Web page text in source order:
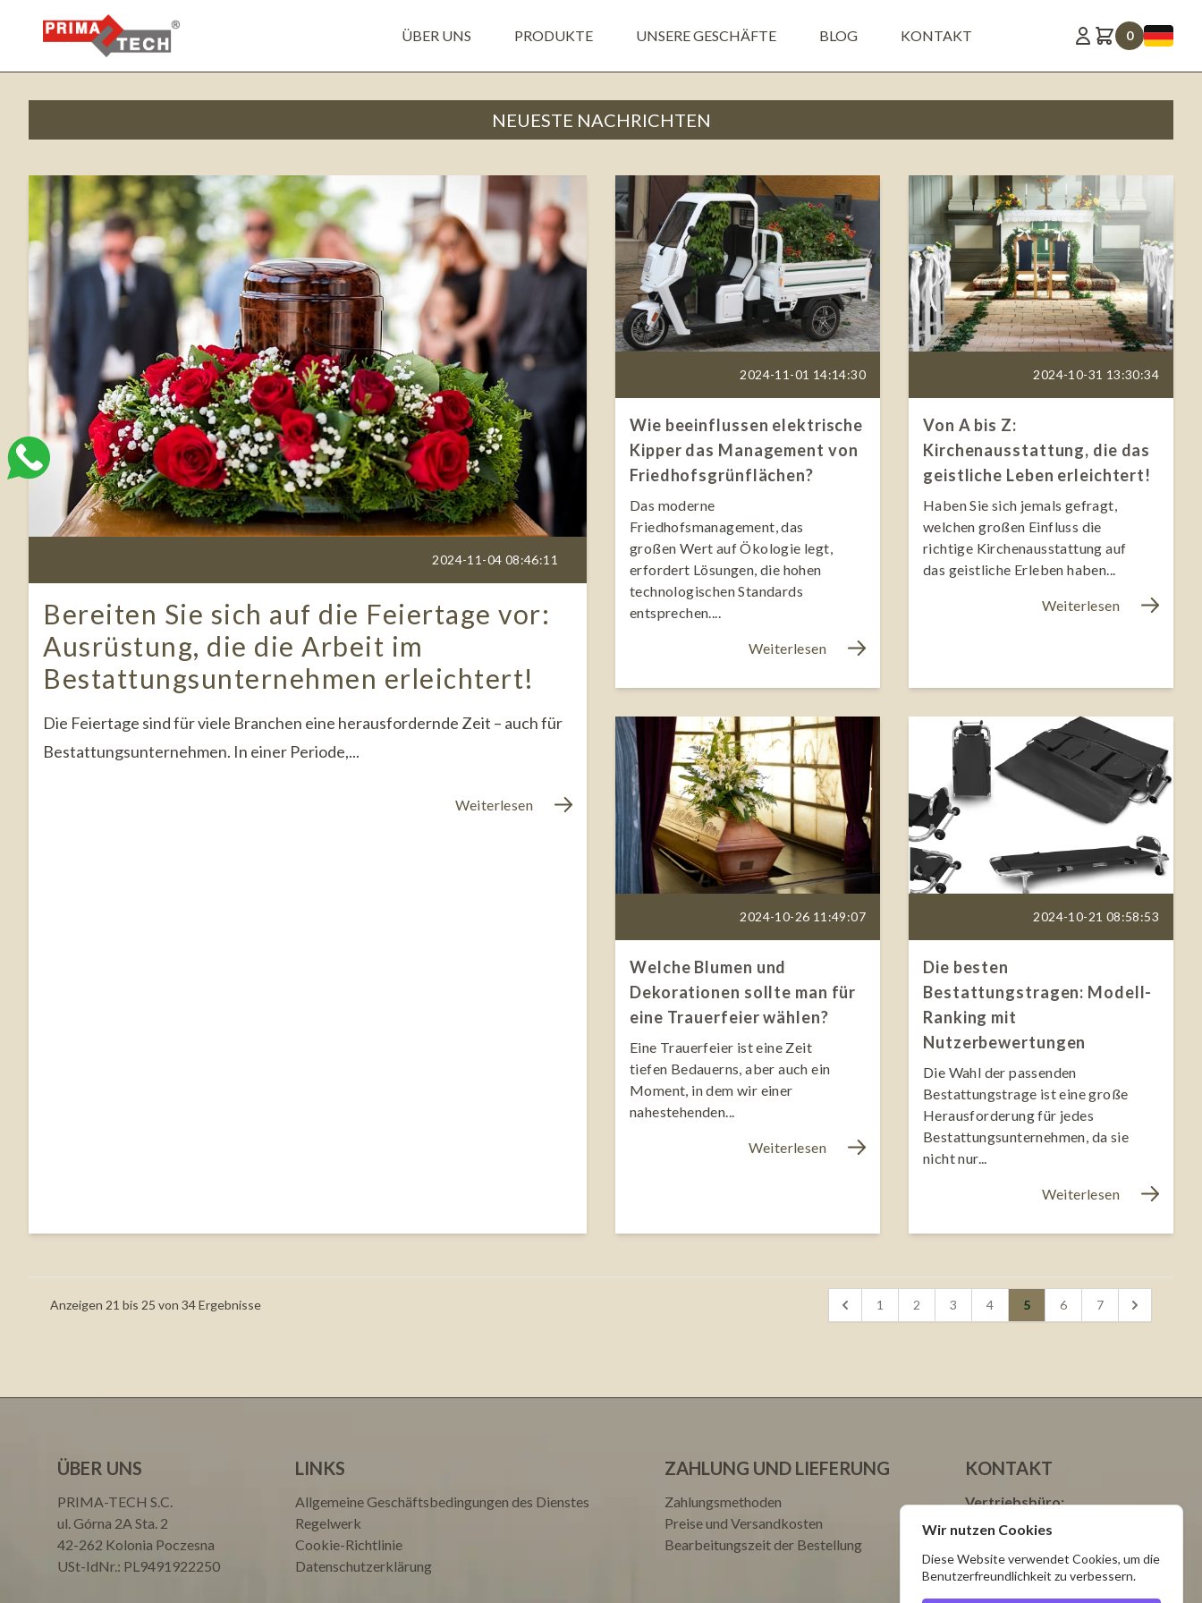
ÜBER UNS PRODUKTE UNSERE GESCHÄFTE BLOG KONTAKT 0
NEUESTE NACHRICHTEN
2024-11-04 08:46:11
Bereiten Sie sich auf die Feiertage vor:
Ausrüstung, die die Arbeit im
Bestattungsunternehmen erleichtert!
Die Feiertage sind für viele Branchen eine herausfordernde Zeit – auch für
Bestattungsunternehmen. In einer Periode,...
Weiterlesen
2024-11-01 14:14:30
Wie beeinflussen elektrische
Kipper das Management von
Friedhofsgrünflächen?
Das moderne
Friedhofsmanagement, das
großen Wert auf Ökologie legt,
erfordert Lösungen, die hohen
technologischen Standards
entsprechen....
Weiterlesen
2024-10-31 13:30:34
Von A bis Z:
Kirchenausstattung, die das
geistliche Leben erleichtert!
Haben Sie sich jemals gefragt,
welchen großen Einfluss die
richtige Kirchenausstattung auf
das geistliche Erleben haben...
Weiterlesen
2024-10-26 11:49:07
Welche Blumen und
Dekorationen sollte man für
eine Trauerfeier wählen?
Eine Trauerfeier ist eine Zeit
tiefen Bedauerns, aber auch ein
Moment, in dem wir einer
nahestehenden...
Weiterlesen
2024-10-21 08:58:53
Die besten
Bestattungstragen: Modell-
Ranking mit
Nutzerbewertungen
Die Wahl der passenden
Bestattungstrage ist eine große
Herausforderung für jedes
Bestattungsunternehmen, da sie
nicht nur...
Weiterlesen
Anzeigen 21 bis 25 von 34Ergebnisse 1 2 3 4 5 6 7
ÜBER UNS
PRIMA-TECH S.C.
ul. Górna 2A Sta. 2
42-262 Kolonia Poczesna
USt-IdNr.: PL9491922250
LINKS
Allgemeine Geschäftsbedingungen des Dienstes
Regelwerk
Cookie-Richtlinie
Datenschutzerklärung
ZAHLUNG UND LIEFERUNG
Zahlungsmethoden
Preise und Versandkosten
Bearbeitungszeit der Bestellung
KONTAKT
Vertriebsbüro:
tel./fax: +48 34 328 51 48
tel.: +48 665 699 599 Natalia
Wir nutzen Cookies
Diese Website verwendet Cookies, um die
Benutzerfreundlichkeit zu verbessern.